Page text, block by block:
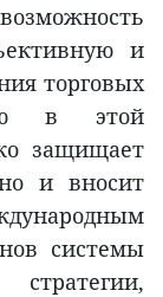
и
торговых
в этой
защищает
и вносит
системы